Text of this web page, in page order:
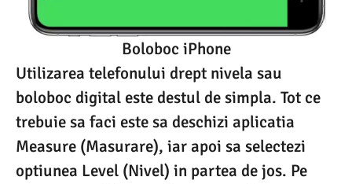
Boloboc iPhone
Utilizarea telefonului drept nivela sau
boloboc digital este destul de simpla. Tot ce
trebuie sa faci este sa deschizi aplicatia
Measure (Masurare), iar apoi sa selectezi
optiunea Level (Nivel) in partea de jos. Pe